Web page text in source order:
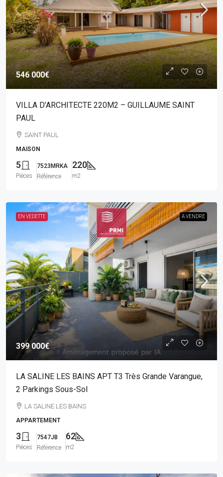
546 000€
VILLA D’ARCHITECTE 220M2 – GUILLAUME SAINT
PAUL
SAINT PAUL
MAISON
5
Pièces
7523MRKA
Référence
220
m2
EN VEDETTE A VENDRE
399 000€
LA SALINE LES BAINS APT T3 Très Grande Varangue,
2 Parkings Sous-Sol
LA SALINE LES BAINS
APPARTEMENT
3
Pièces
7547JB
Référence
62
m2